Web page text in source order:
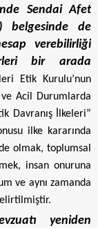
Sendai Afet
belgesinde de
verebilirliği
bir arada
Etik Kurulu’nun
Acil Durumlarda
Davranış İlkeleri”
ilke kararında
olmak, toplumsal
insan onuruna
ve aynı zamanda
yeniden